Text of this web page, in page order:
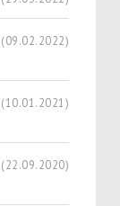
(09.02.2022)
(10.01.2021)
(22.09.2020)